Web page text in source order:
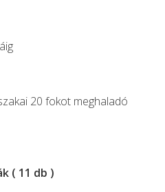
20 fokot meghaladó
( 11 db )